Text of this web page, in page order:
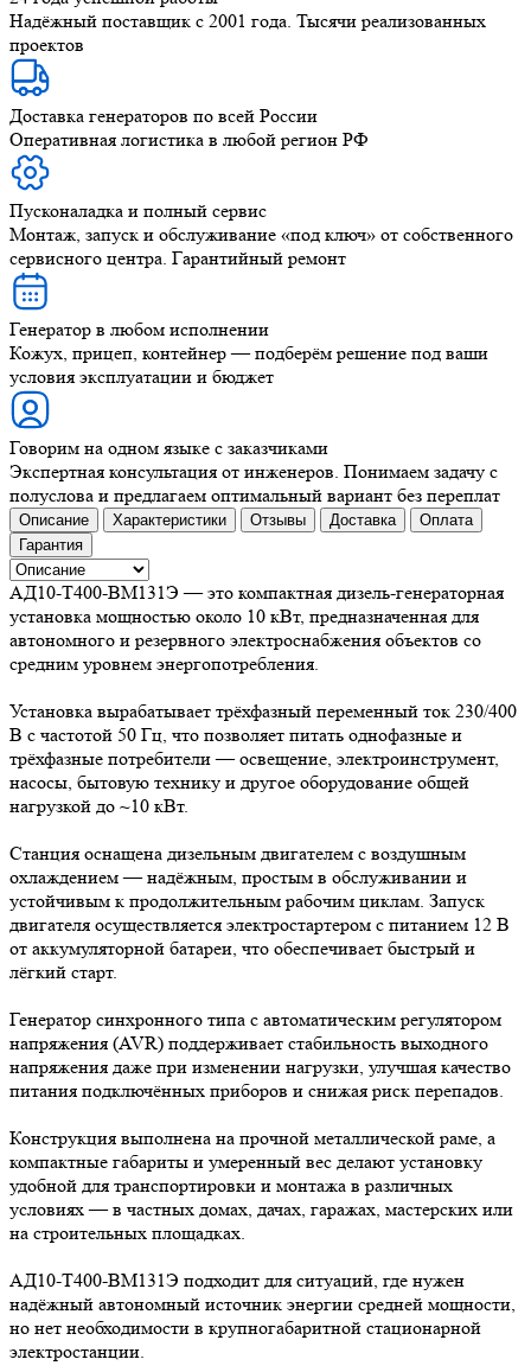
Надёжный поставщик с 2001 года. Тысячи реализованных
проектов
Доставка генераторов по всей России
Оперативная логистика в любой регион РФ
Пусконаладка и полный сервис
Монтаж, запуск и обслуживание «под ключ» от собственного
сервисного центра. Гарантийный ремонт
Генератор в любом исполнении
Кожух, прицеп, контейнер — подберём решение под ваши
условия эксплуатации и бюджет
Говорим на одном языке с заказчиками
Экспертная консультация от инженеров. Понимаем задачу с
полуслова и предлагаем оптимальный вариант без переплат
Описание Характеристики Отзывы Доставка
Оплата
Гарантия
АД10-Т400-ВМ131Э — это компактная дизель-генераторная
установка мощностью около 10 кВт, предназначенная для
автономного и резервного электроснабжения объектов со
средним уровнем энергопотребления.
Установка вырабатывает трёхфазный переменный ток 230/400
В с частотой 50 Гц, что позволяет питать однофазные и
трёхфазные потребители — освещение, электроинструмент,
насосы, бытовую технику и другое оборудование общей
нагрузкой до ~10 кВт.
Станция оснащена дизельным двигателем с воздушным
охлаждением — надёжным, простым в обслуживании и
устойчивым к продолжительным рабочим циклам. Запуск
двигателя осуществляется электростартером с питанием 12 В
от аккумуляторной батареи, что обеспечивает быстрый и
лёгкий старт.
Генератор синхронного типа с автоматическим регулятором
напряжения (AVR) поддерживает стабильность выходного
напряжения даже при изменении нагрузки, улучшая качество
питания подключённых приборов и снижая риск перепадов.
Конструкция выполнена на прочной металлической раме, а
компактные габариты и умеренный вес делают установку
удобной для транспортировки и монтажа в различных
условиях — в частных домах, дачах, гаражах, мастерских или
на строительных площадках.
АД10-Т400-ВМ131Э подходит для ситуаций, где нужен
надёжный автономный источник энергии средней мощности,
но нет необходимости в крупногабаритной стационарной
электростанции.